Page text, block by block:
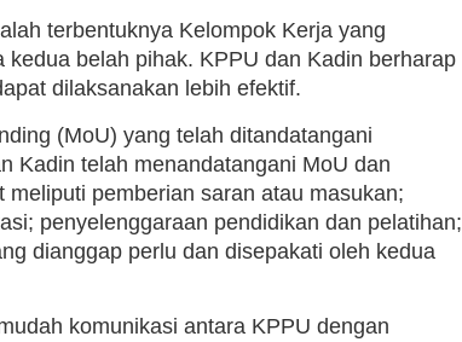
terbentuknya Kelompok Kerja yang
belah pihak. KPPU dan Kadin berharap
dilaksanakan lebih efektif.
(MoU) yang telah ditandatangani
Kadin telah menandatangani MoU dan
pemberian saran atau masukan;
penyelenggaraan pendidikan dan pelatihan;
dianggap perlu dan disepakati oleh kedua
komunikasi antara KPPU dengan